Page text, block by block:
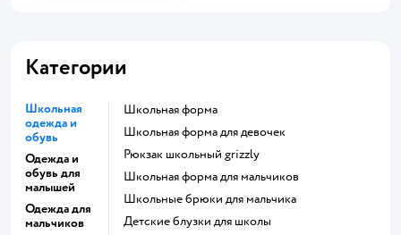
Категории
Школьная
одежда и
обувь
Одежда и
обувь для
малышей
Одежда для
мальчиков
Школьная форма
Школьная форма для девочек
Рюкзак школьный grizzly
Школьная форма для мальчиков
Школьные брюки для мальчика
Детские блузки для школы